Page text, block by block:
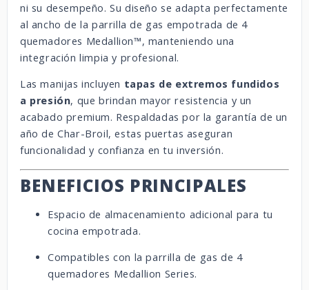
ni su desempeño. Su diseño se adapta perfectamente
al ancho de la parrilla de gas empotrada de 4
quemadores Medallion™, manteniendo una
integración limpia y profesional.
Las manijas incluyen tapas de extremos fundidos
a presión, que brindan mayor resistencia y un
acabado premium. Respaldadas por la garantía de un
año de Char-Broil, estas puertas aseguran
funcionalidad y confianza en tu inversión.
BENEFICIOS PRINCIPALES
Espacio de almacenamiento adicional para tu
cocina empotrada.
Compatibles con la parrilla de gas de 4
quemadores Medallion Series.